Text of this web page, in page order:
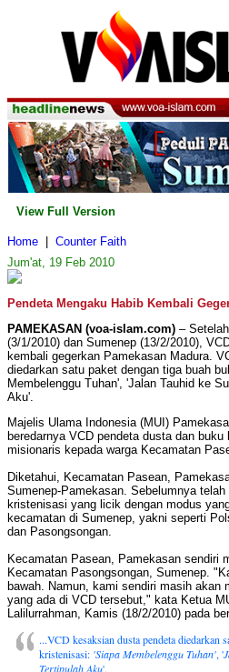
View Full Version
Home
Counter Faith
Jum'at, 19 Feb 2010
Pendeta Mengaku Habib Kembali
PAMEKASAN (voa-islam.com) –
(3/1/2010) dan Sumenep (13/2/2010),
kembali gegerkan Pamekasan Madura.
diedarkan satu paket dengan tiga buah
Membelenggu Tuhan', 'Jalan Tauhid ke
Aku'.
Majelis Ulama Indonesia (MUI)
beredarnya VCD pendeta dusta dan
misionaris kepada warga Kecamatan
Diketahui, Kecamatan Pasean,
Sumenep-Pamekasan. Sebelumnya
kristenisasi yang licik dengan modus
kecamatan di Sumenep, yakni seperti
dan Pasongsongan.
Kecamatan Pasean, Pamekasan sendiri
Kecamatan Pasongsongan, Sumenep.
bawah. Namun, kami sendiri masih akan
yang ada di VCD tersebut," kata Ketua
Lalilurrahman, Kamis (18/2/2010) pada
...VCD kesaksian dusta pendeta diedarkan
kristenisasi: 'Siapa Membelenggu Tuhan', '
Tertipulah Aku'.